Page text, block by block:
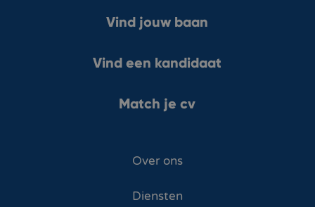
Vind jouw baan
Vind een kandidaat
Match je cv
Over ons
Diensten